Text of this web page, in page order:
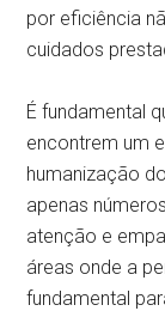
por eficiência
cuidados
É fundamental
encontrem um
humanização
apenas
atenção e
áreas onde a
fundamental